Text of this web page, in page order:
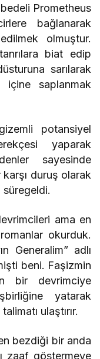
bedeli Prometheus
bağlanarak
olmuştur.
biat edip
sarılarak
içine saplanmak
potansiyel
yaparak
sayesinde
duruş olarak
süregeldi.
ama en
okurduk.
Generalim” adlı
beni. Faşizmin
bir devrimciye
yatarak
ulaştırır.
bezdiği bir anda
zaaf göstermeye